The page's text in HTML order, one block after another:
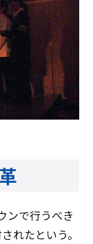
ンで行うべき
れたという。